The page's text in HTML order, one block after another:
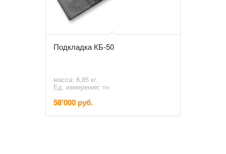
Подкладка КБ-50
масса: 6,85 кг.
Ед. измерения: тн
58'000 руб.